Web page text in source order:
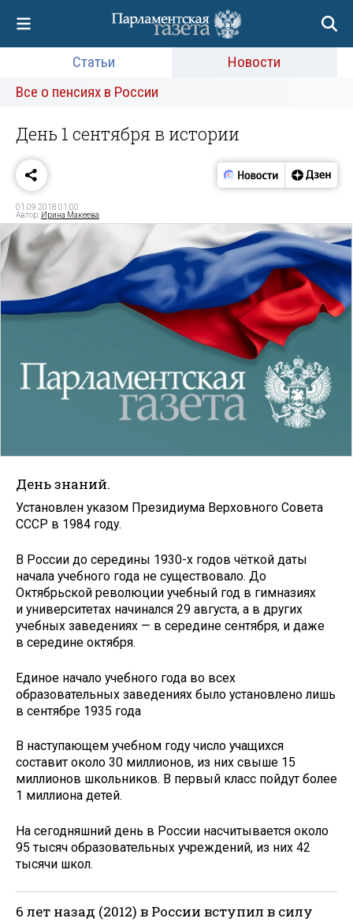
Статьи
Новости
Все о пенсиях в России
День 1 сентября в истории
01.09.2018 01:00
Автор: Ирина Макеева
День знаний.
Установлен указом Президиума Верховного Совета
СССР в 1984 году.
В России до середины 1930-х годов чёткой даты
начала учебного года не существовало. До
Октябрьской революции учебный год в гимназиях
и университетах начинался 29 августа, а в других
учебных заведениях — в середине сентября, и даже
в середине октября.
Единое начало учебного года во всех
образовательных заведениях было установлено лишь
в сентябре 1935 года
В наступающем учебном году число учащихся
составит около 30 миллионов, из них свыше 15
миллионов школьников. В первый класс пойдут более
1 миллиона детей.
На сегодняшний день в России насчитывается около
95 тысяч образовательных учреждений, из них 42
тысячи школ.
6 лет назад (2012) в России вступил в силу